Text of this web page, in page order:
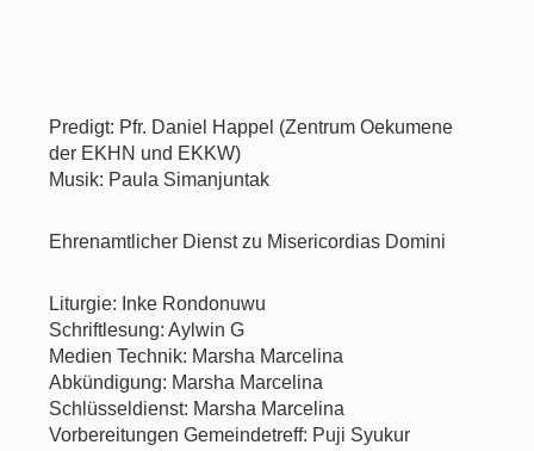
Predigt: Pfr. Daniel Happel (Zentrum Oekumene
der EKHN und EKKW)
Musik: Paula Simanjuntak
Ehrenamtlicher Dienst zu Misericordias Domini
Liturgie: Inke Rondonuwu
Schriftlesung: Aylwin G
Medien Technik: Marsha Marcelina
Abkündigung: Marsha Marcelina
Schlüsseldienst: Marsha Marcelina
Vorbereitungen Gemeindetreff: Puji Syukur